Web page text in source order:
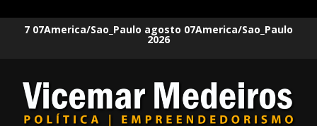
7 07America/Sao_Paulo agosto 07America/Sao_Paulo
2026